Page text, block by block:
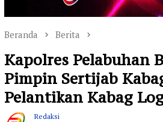
Beranda Berita
Kapolres Pelabuhan
Pimpin Sertijab
Pelantikan Kabag
Redaksi